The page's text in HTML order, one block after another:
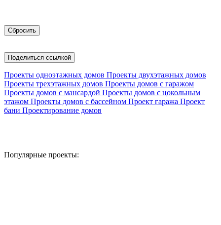
Поделиться ссылкой
Проекты одноэтажных домов Проекты двухэтажных домов
Проекты трехэтажных домов Проекты домов с гаражом
Проекты домов с мансардой Проекты домов с цокольным
этажом Проекты домов с бассейном Проект гаража Проект
бани Проектирование домов
Популярные проекты: